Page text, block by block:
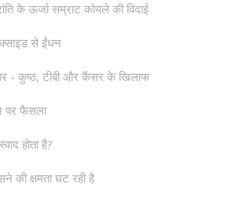
के ऊर्जा सम्राट कोयले की विदाई
से ईंधन
- कुष्ठ, टीबी और कैंसर के खिलाफ
पर फैसला
होता है?
की क्षमता घट रही है